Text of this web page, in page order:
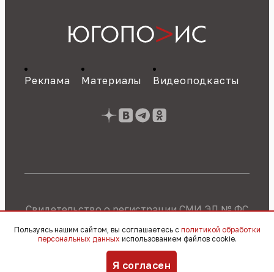
Реклама Материалы Видеоподкасты
Свидетельство о регистрации СМИ ЭЛ № ФС
обработке персональных данных
© 2010 – 2026, OOO «Югополис» / 16+
Пользуясь нашим сайтом, вы соглашаетесь с политикой обработки
персональных данных использованием файлов cookie.
Я согласен